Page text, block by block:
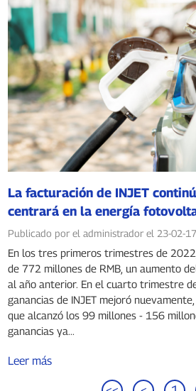
La facturación de INJET
centrará en la energía
cargadores para vehículos
almacenamiento
2023.
Publicado por el administrador el 23-02-17
En los tres primeros trimestres de
de 772 millones de RMB, un aumento
al año anterior. En el cuarto trimestre
ganancias de INJET mejoró
que alcanzó los 99 millones - 156
ganancias ya...
Leer más